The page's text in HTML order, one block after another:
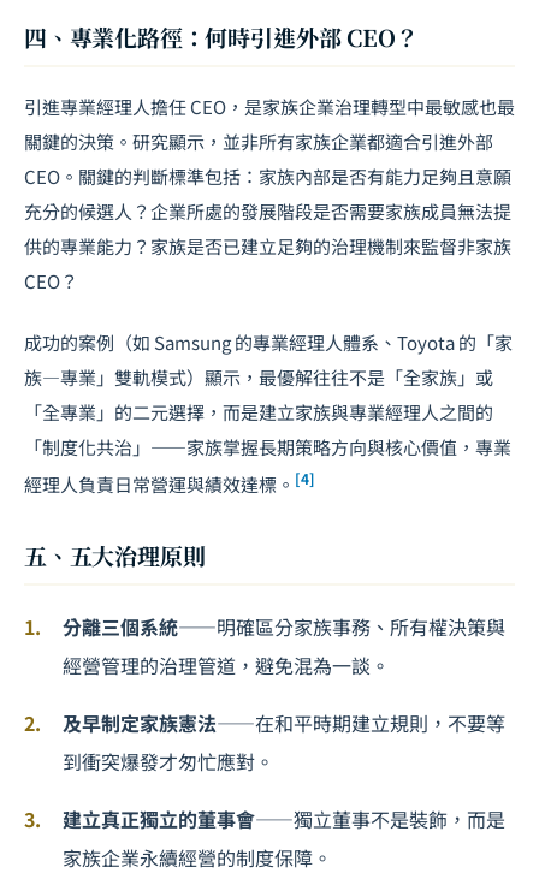
四、專業化路徑：何時引進外部 CEO？
引進專業經理人擔任 CEO，是家族企業治理轉型中最敏感也最
關鍵的決策。研究顯示，並非所有家族企業都適合引進外部
CEO。關鍵的判斷標準包括：家族內部是否有能力足夠且意願
充分的候選人？企業所處的發展階段是否需要家族成員無法提
供的專業能力？家族是否已建立足夠的治理機制來監督非家族
CEO？
成功的案例（如 Samsung 的專業經理人體系、Toyota 的「家
族—專業」雙軌模式）顯示，最優解往往不是「全家族」或
「全專業」的二元選擇，而是建立家族與專業經理人之間的
「制度化共治」——家族掌握長期策略方向與核心價值，專業
經理人負責日常營運與績效達標。 [4]
五、五大治理原則
分離三個系統——明確區分家族事務、所有權決策與
經營管理的治理管道，避免混為一談。
及早制定家族憲法——在和平時期建立規則，不要等
到衝突爆發才匆忙應對。
建立真正獨立的董事會——獨立董事不是裝飾，而是
家族企業永續經營的制度保障。